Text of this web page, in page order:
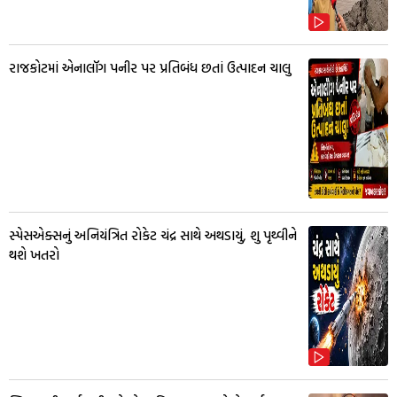
રાજકોટમાં એનાલૉગ પનીર પર પ્રતિબંધ છતાં ઉત્પાદન ચાલુ
સ્પેસએક્સનું અનિયંત્રિત રોકેટ ચંદ્ર સાથે અથડાયું, શુ પૃથ્વીને
થશે ખતરો